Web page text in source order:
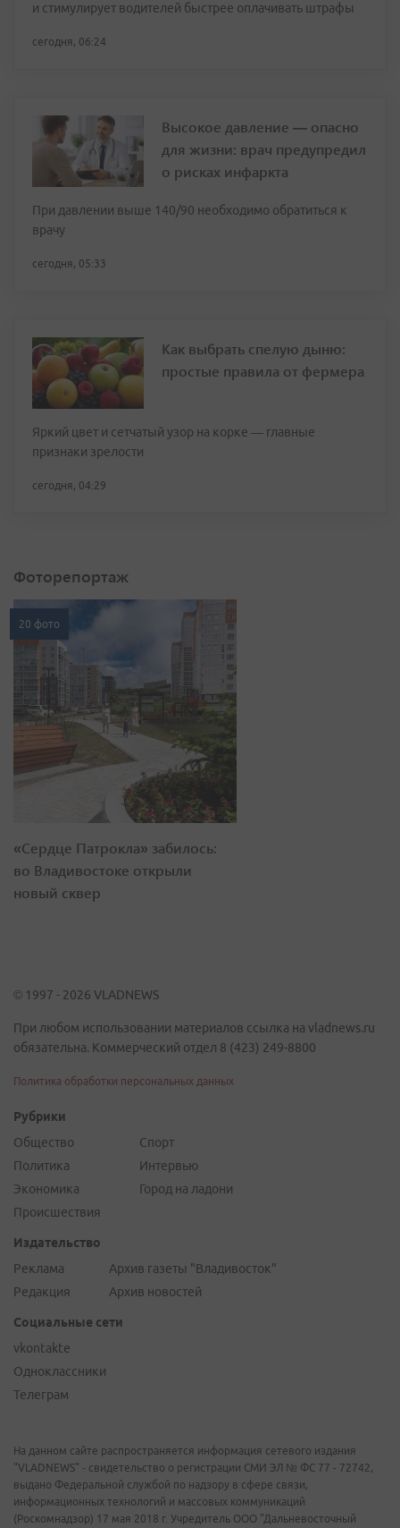
и стимулирует водителей быстрее оплачивать штрафы
сегодня, 06:24
Высокое давление — опасно
для жизни: врач предупредил
о рисках инфаркта
При давлении выше 140/90 необходимо обратиться к
врачу
сегодня, 05:33
Как выбрать спелую дыню:
простые правила от фермера
Яркий цвет и сетчатый узор на корке — главные
признаки зрелости
сегодня, 04:29
Фоторепортаж
20 фото
«Сердце Патрокла» забилось:
во Владивостоке открыли
новый сквер
© 1997 - 2026 VLADNEWS
При любом использовании материалов ссылка на vladnews.ru
обязательна. Коммерческий отдел 8 (423) 249-8800
Политика обработки персональных данных
Рубрики
Общество
Политика
Экономика
Происшествия
Спорт
Интервью
Город на ладони
Издательство
Реклама
Редакция
Архив газеты "Владивосток"
Архив новостей
Социальные сети
vkontakte
Одноклассники
Телеграм
На данном сайте распространяется информация сетевого издания
"VLADNEWS" - свидетельство о регистрации СМИ ЭЛ № ФС 77 - 72742,
выдано Федеральной службой по надзору в сфере связи,
информационных технологий и массовых коммуникаций
(Роскомнадзор) 17 мая 2018 г. Учредитель ООО "Дальневосточный